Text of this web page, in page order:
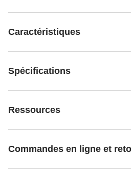
Caractéristiques
Spécifications
Ressources
Commandes en ligne et